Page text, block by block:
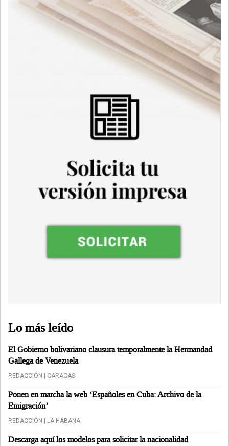
Lo más leído
El Gobierno bolivariano clausura temporalmente la Hermandad
Gallega de Venezuela
REDACCIÓN | CARACAS
Ponen en marcha la web ‘Españoles en Cuba: Archivo de la
Emigración’
REDACCIÓN | LA HABANA
Descarga aquí los modelos para solicitar la nacionalidad